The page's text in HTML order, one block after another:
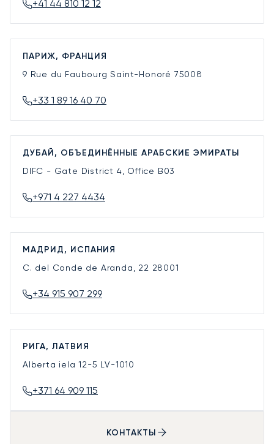
+41 44 810 12 12
ПАРИЖ, ФРАНЦИЯ
9 Rue du Faubourg Saint-Honoré 75008
+33 1 89 16 40 70
ДУБАЙ, ОБЪЕДИНЁННЫЕ АРАБСКИЕ ЭМИРАТЫ
DIFC - Gate District 4, Office B03
+971 4 227 4434
МАДРИД, ИСПАНИЯ
C. del Conde de Aranda, 22 28001
+34 915 907 299
РИГА, ЛАТВИЯ
Alberta iela 12-5 LV-1010
+371 64 909 115
КОНТАКТЫ